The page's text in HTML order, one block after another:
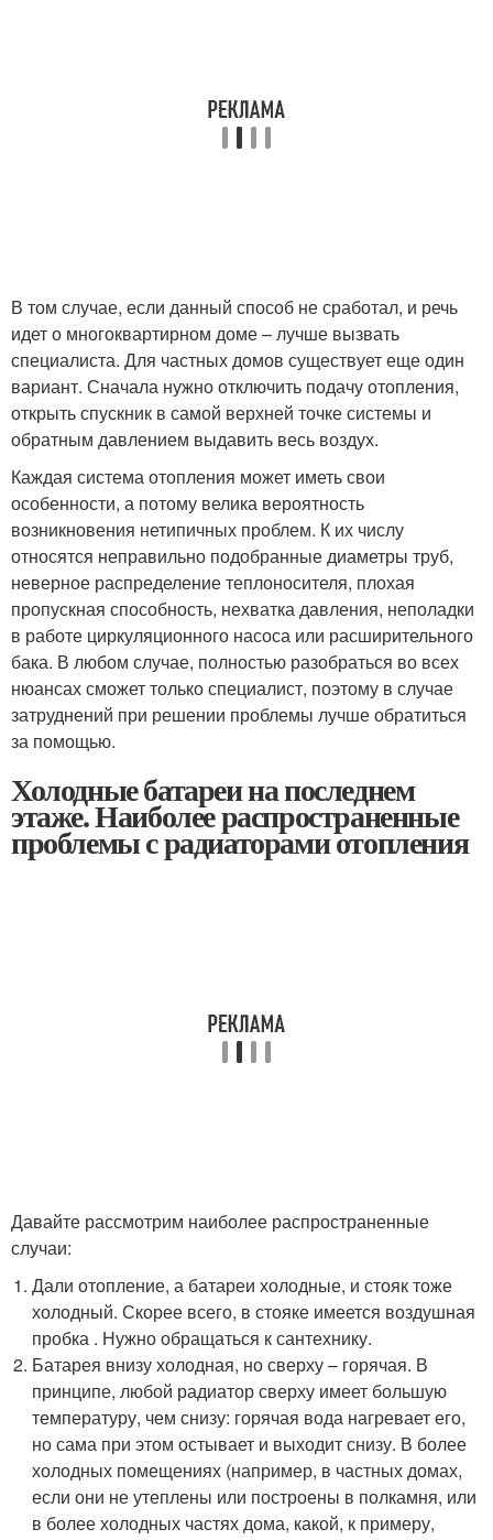
В том случае, если данный способ не сработал, и речь
идет о многоквартирном доме – лучше вызвать
специалиста. Для частных домов существует еще один
вариант. Сначала нужно отключить подачу отопления,
открыть спускник в самой верхней точке системы и
обратным давлением выдавить весь воздух.
Каждая система отопления может иметь свои
особенности, а потому велика вероятность
возникновения нетипичных проблем. К их числу
относятся неправильно подобранные диаметры труб,
неверное распределение теплоносителя, плохая
пропускная способность, нехватка давления, неполадки
в работе циркуляционного насоса или расширительного
бака. В любом случае, полностью разобраться во всех
нюансах сможет только специалист, поэтому в случае
затруднений при решении проблемы лучше обратиться
за помощью.
Холодные батареи на последнем
этаже. Наиболее распространенные
проблемы с радиаторами отопления
Давайте рассмотрим наиболее распространенные
случаи:
Дали отопление, а батареи холодные, и стояк тоже
холодный. Скорее всего, в стояке имеется воздушная
пробка . Нужно обращаться к сантехнику.
Батарея внизу холодная, но сверху – горячая. В
принципе, любой радиатор сверху имеет большую
температуру, чем снизу: горячая вода нагревает его,
но сама при этом остывает и выходит снизу. В более
холодных помещениях (например, в частных домах,
если они не утеплены или построены в полкамня, или
в более холодных частях дома, какой, к примеру,